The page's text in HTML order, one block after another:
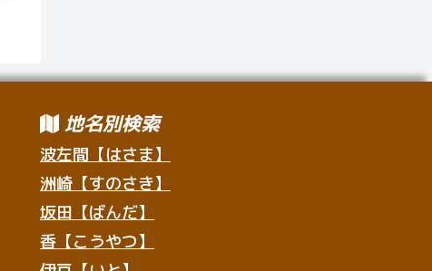
地名別検索
波左間【はさま】
洲崎【すのさき】
坂田【ばんだ】
香【こうやつ】